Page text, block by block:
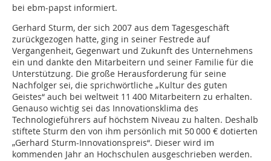
bei ebm-papst informiert.
Gerhard Sturm, der sich 2007 aus dem Tagesgeschäft
zurückgezogen hatte, ging in seiner Festrede auf
Vergangenheit, Gegenwart und Zukunft des Unternehmens
ein und dankte den Mitarbeitern und seiner Familie für die
Unterstützung. Die große Herausforderung für seine
Nachfolger sei, die sprichwörtliche „Kultur des guten
Geistes“ auch bei weltweit 11 400 Mitarbeitern zu erhalten.
Genauso wichtig sei das Innovationsklima des
Technologieführers auf höchstem Niveau zu halten. Deshalb
stiftete Sturm den von ihm persönlich mit 50 000 € dotierten
„Gerhard Sturm-Innovationspreis“. Dieser wird im
kommenden Jahr an Hochschulen ausgeschrieben werden.